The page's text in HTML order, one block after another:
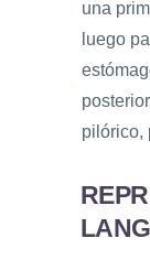
una
luego
pilórico,